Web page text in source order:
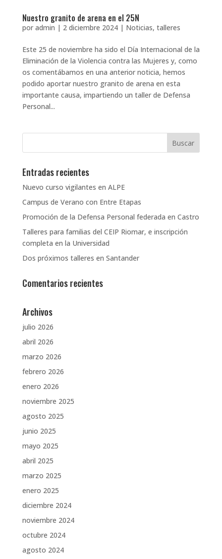
Nuestro granito de arena en el 25N
por admin | 2 diciembre 2024| Noticias, talleres
Este 25 de noviembre ha sido el Día Internacional de la
Eliminación de la Violencia contra las Mujeres y, como
os comentábamos en una anterior noticia, hemos
podido aportar nuestro granito de arena en esta
importante causa, impartiendo un taller de Defensa
Personal...
Entradas recientes
Nuevo curso vigilantes en ALPE
Campus de Verano con Entre Etapas
Promoción de la Defensa Personal federada en Castro
Talleres para familias del CEIP Riomar, e inscripción
completa en la Universidad
Dos próximos talleres en Santander
Comentarios recientes
Archivos
julio 2026
abril 2026
marzo 2026
febrero 2026
enero 2026
noviembre 2025
agosto 2025
junio 2025
mayo 2025
abril 2025
marzo 2025
enero 2025
diciembre 2024
noviembre 2024
octubre 2024
agosto 2024